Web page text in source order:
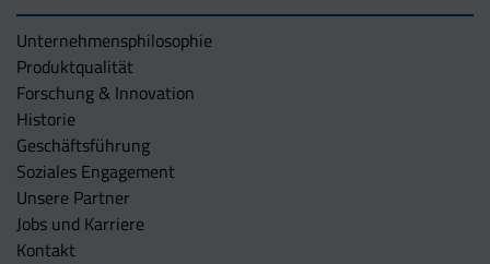
Unternehmens­philosophie
Produktqualität
Forschung & Innovation
Historie
Geschäftsführung
Soziales Engagement
Unsere Partner
Jobs und Karriere
Kontakt